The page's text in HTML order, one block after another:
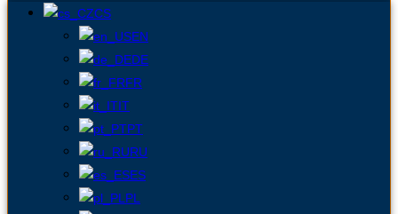
CS
EN
DE
FR
IT
PT
RU
ES
PL